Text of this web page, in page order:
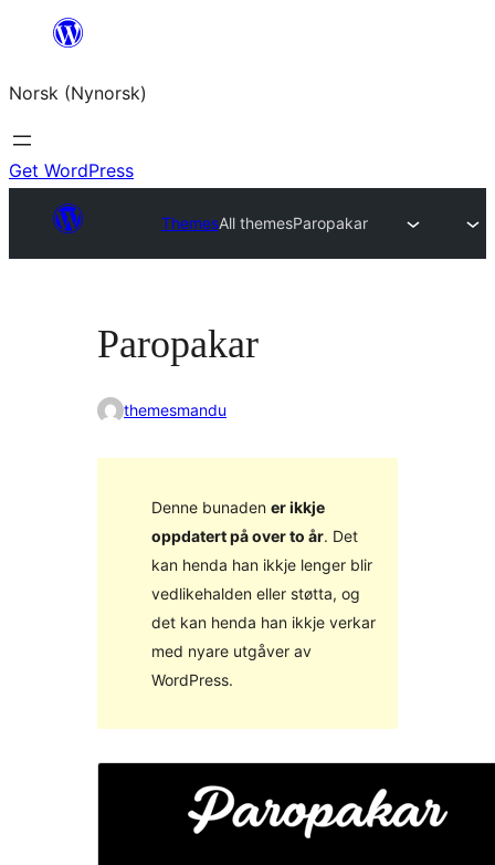
content
Norsk (Nynorsk)
Get WordPress
ThemesAll themesParopakar
Paropakar
themesmandu
Denne bunaden er ikkje
oppdatert på over to år. Det
kan henda han ikkje lenger blir
vedlikehalden eller støtta, og
det kan henda han ikkje verkar
med nyare utgåver av
WordPress.